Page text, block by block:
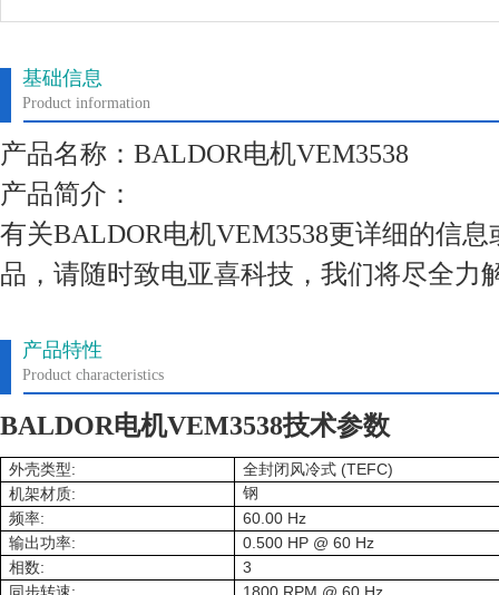
基础信息
Product information
产品名称：BALDOR电机VEM3538
产品简介：
有关BALDOR电机VEM3538更详细的信
品，请随时致电亚喜科技，我们将尽全力
产品特性
Product characteristics
BALDOR电机VEM3538技术参数
外壳类型: 全封闭风冷式 (TEFC)
机架材质:
钢
频率: 60.00 Hz
输出功率: 0.500 HP @ 60 Hz
相数: 3